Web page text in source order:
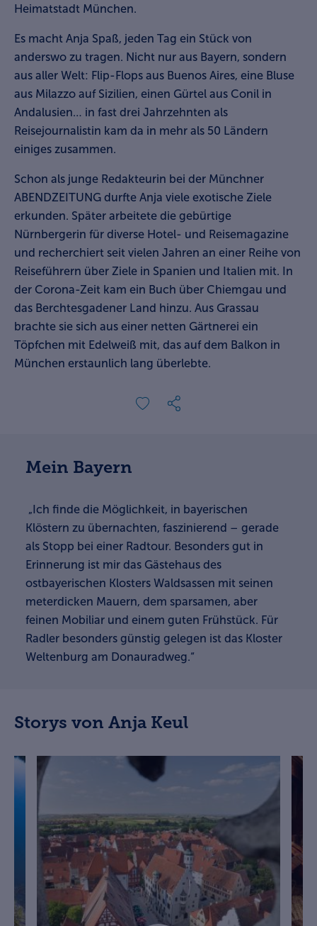
Heimatstadt München.
Es macht Anja Spaß, jeden Tag ein Stück von
anderswo zu tragen. Nicht nur aus Bayern, sondern
aus aller Welt: Flip-Flops aus Buenos Aires, eine Bluse
aus Milazzo auf Sizilien, einen Gürtel aus Conil in
Andalusien… in fast drei Jahrzehnten als
Reisejournalistin kam da in mehr als 50 Ländern
einiges zusammen.
Schon als junge Redakteurin bei der Münchner
ABENDZEITUNG durfte Anja viele exotische Ziele
erkunden. Später arbeitete die gebürtige
Nürnbergerin für diverse Hotel- und Reisemagazine
und recherchiert seit vielen Jahren an einer Reihe von
Reiseführern über Ziele in Spanien und Italien mit. In
der Corona-Zeit kam ein Buch über Chiemgau und
das Berchtesgadener Land hinzu. Aus Grassau
brachte sie sich aus einer netten Gärtnerei ein
Töpfchen mit Edelweiß mit, das auf dem Balkon in
München erstaunlich lang überlebte.
Mein Bayern
„Ich finde die Möglichkeit, in bayerischen
Klöstern zu übernachten, faszinierend – gerade
als Stopp bei einer Radtour. Besonders gut in
Erinnerung ist mir das Gästehaus des
ostbayerischen Klosters Waldsassen mit seinen
meterdicken Mauern, dem sparsamen, aber
feinen Mobiliar und einem guten Frühstück. Für
Radler besonders günstig gelegen ist das Kloster
Weltenburg am Donauradweg.“
Storys von Anja Keul